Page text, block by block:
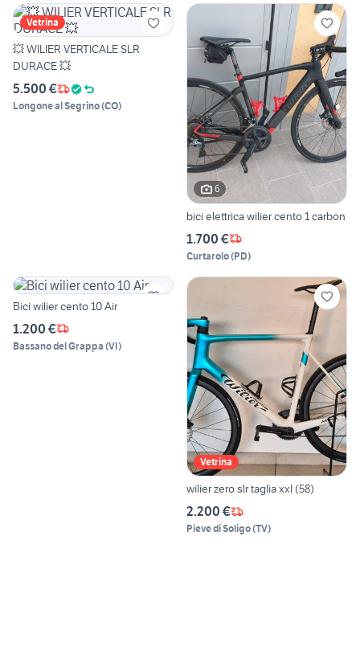
Vetrina
💥 WILIER VERTICALE SLR
DURACE 💥
5.500 €
Longone al Segrino(CO)
6
bici elettrica wilier cento 1 carbon
1.700 €
Curtarolo(PD)
Bici wilier cento 10 Air
1.200 €
Bassano del Grappa (VI)
Vetrina
wilier zero slr taglia xxl (58)
2.200 €
Pieve di Soligo(TV)